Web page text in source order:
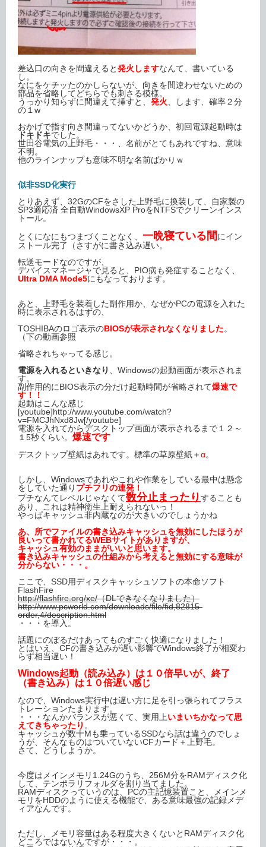
差込口の向きを間違えると発火しますなんて、書いている
し。
なにをケチッたのかしらないが、向きを間違わせないための
部品を省略してどちらでも刺さる模様。
うっかり知らずに間違えて挿すと、 発火、します、確率２分
の１w
おかげで指す向き間違ってないかどうか、初回電源起動時は
ドキドキでした。
世田谷電気の上野毛・・・、名前がとてもあれですね、意味
不明。
他のラインナップも意味不明な名前ばかりｗ
似非SSD化実行
とりあえず、32GのCFをさした上野毛に換装して、自家製の
SP3適応済 全自動WindowsXP ProをNTFSでクリーンインス
トール。
とくになにもつまづくことなく、 一晩寝ている間にイン
ストール完了（さすがに書き込み遅い。
転送モードなのですが、
デバイスマネージャで見ると、PIO病も発症することなく、
Ultra DMA Mode5にもなっております。
あと、上野毛を装着した副作用か、なぜかPCの電源を入れた
時に表示されるはずの、
TOSHIBAのロゴ表示のBIOSが表示されなくなりました。
（下の動画参照
省略されちゃってる感じ。
電源を入れるといきなり 、Windowsの起動画面が表示されま
す。
副作用的にBIOS表示の分だけ起動時間が省略されて爆速で
す！！
起動はこんな感じ
[youtube]http://www.youtube.com/watch?
v=FMCJhNxd8Jw[/youtube]
電源を入れてからデスクトップ画面が表示されるまで１２～
１5秒くらい。 爆速です
デスクトップ壁紙はあれです。標準の草原壁紙＋α。
しかし、Windowsであれやこれや作業をしている最中は懸念
をしていた通り プチフリの連発！
プチなんてレベルじゃなくて数分止まったりすることも
あり、これは精神衛生上耐えられないっ！
やっぱキャッシュ非内蔵なのが大きいのでしょうかね
あ、所でファイルの書き込みキャッシュを無効にしたほうが
良いって書かれてるWEBサイトがありますが、
キャッシュ有効のままがいいと思います。
書き込みキャッシュの仕組みから考えると無効にする意味が
分からない・・・。
ここで、SSD用ディスクキャッシュソフトの本命ソフト
FlashFire
http://flashfire.org/xe/（DLできなくなりました）
http://www.pcworld.com/downloads/file/fid,82815-
order,4/description.html
・・・を導入。
話題にのぼるだけあってものすごく快適になりました！
とはいえ、CFの書き込みが遅い影響でWindows終了が相変わ
らず相当遅い！
Windows起動（読み込み）は１０倍早いが、終了
（書き込み）は１０倍遅い感じ
なので、Windows実行中は遅い方に足を引っ張られてフラス
トレーションたまります。
・・・なんかバランスが悪くて、実用上いまいちかなって思
えてきちゃったり 。
キャッシュが数十Mも乗っているSSDなら話は違うのでしょ
うが、そんなものはついていないCFカード＋上野毛。
さて、どうしようか。
今度はメインメモリ1.24Gのうち、256M分をRAMディスク化
して、テンポラリフォルダを割り当てました。
RAMディスクっていうのは、PCの主記憶装置こと、メインメ
モリをHDDのように使える機能で、ある意味最強の記録メデ
ィアなんです。
ただし、メモリ容量はある程度大きくないとRAMディスク化
どころではないんですが・・・。